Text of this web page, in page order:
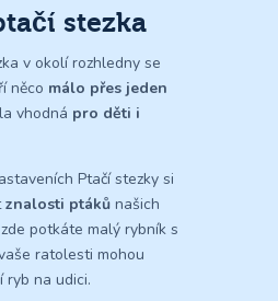
stezka
v okolí rozhledny se
něco málo přes jeden
vhodná pro děti i
Ptačí stezky si
znalosti ptáků našich
potkáte malý rybník s
ratolesti mohou
ryb na udici.